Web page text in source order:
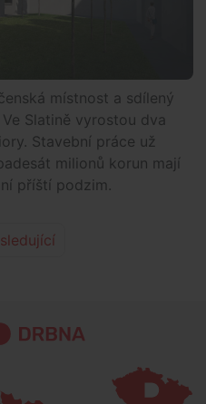
místnost a sdílený
Slatině vyrostou dva
Stavební práce už
milionů korun mají
příští podzim.